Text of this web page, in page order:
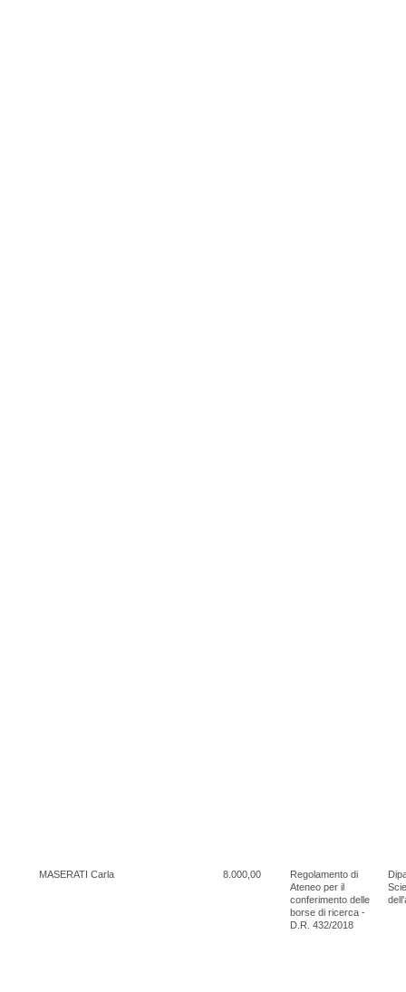
MASERATI Carla 8.000,00
Regolamento di
Ateneo per il
conferimento delle
borse di ricerca -
D.R. 432/2018